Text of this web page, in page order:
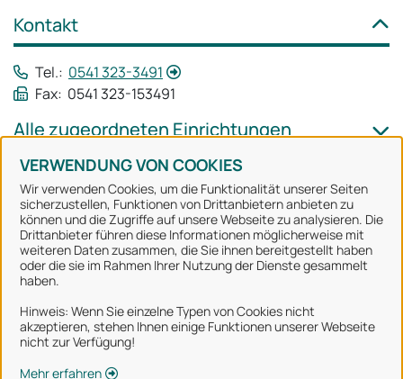
VERWENDUNG VON COOKIES
Wir verwenden Cookies, um die Funktionalität unserer Seiten
sicherzustellen, Funktionen von Drittanbietern anbieten zu
können und die Zugriffe auf unsere Webseite zu analysieren. Die
Drittanbieter führen diese Informationen möglicherweise mit
weiteren Daten zusammen, die Sie ihnen bereitgestellt haben
oder die sie im Rahmen Ihrer Nutzung der Dienste gesammelt
haben.
Hinweis: Wenn Sie einzelne Typen von Cookies nicht
akzeptieren, stehen Ihnen einige Funktionen unserer Webseite
nicht zur Verfügung!
Mehr erfahren
Kontakt
Tel.: 0541 323-3491
Fax: 0541 323-153491
Alle zugeordneten Einrichtungen
Stadt Osnabrück
Alle Rechte vorbehalten
Über uns
Impressum